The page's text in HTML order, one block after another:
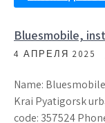
Bluesmobile,
4 АПРЕЛЯ 2025
Name:
Krai Pyatigorsk
code: 357524